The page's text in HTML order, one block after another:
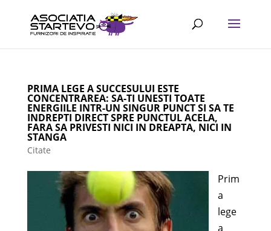
PRIMA LEGE A SUCCESULUI ESTE
CONCENTRAREA: SA-TI UNESTI TOATE
ENERGIILE INTR-UN SINGUR PUNCT SI SA TE
INDREPTI DIRECT SPRE PUNCTUL ACELA,
FARA SA PRIVESTI NICI IN DREAPTA, NICI IN
STANGA
Citate
Prim
a
lege
a